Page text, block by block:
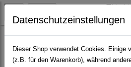
Stromversorgung
Datenschutzeinstellungen
Dieser Shop verwendet Cookies. Einige
(z.B. für den Warenkorb), während